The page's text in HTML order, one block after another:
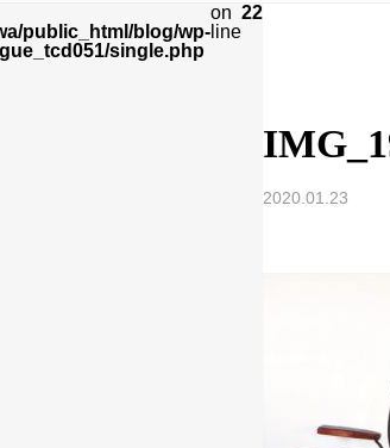
public_html/blog/wp-
single.php
on
line
22
2020.01.23